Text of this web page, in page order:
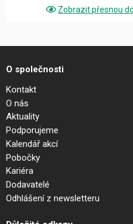
Zobrazit přesnou
O společnosti
Kontakt
O nás
Aktuality
Podporujeme
Kalendář akcí
Pobočky
Kariéra
Dodavatelé
Odhlášení z newsletteru